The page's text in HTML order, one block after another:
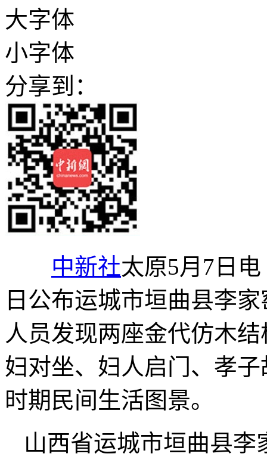
大字体
小字体
分享到：
中新社太原5月7日
日公布运城市垣曲县李
人员发现两座金代仿木
妇对坐、妇人启门、孝
时期民间生活图景。
山西省运城市垣曲县